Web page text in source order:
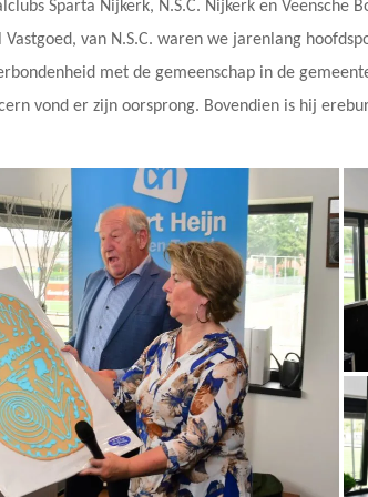
Sparta Nijkerk, N.S.C. Nijkerk en Veensche
van N.S.C. waren we jarenlang
met de gemeenschap in de
vond er zijn oorsprong. Bovendien is hij